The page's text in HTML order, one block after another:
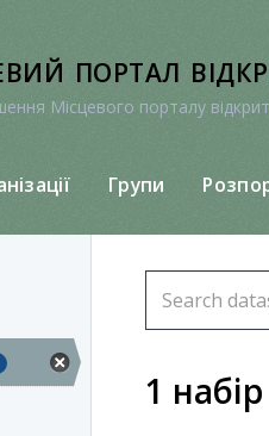
портал
Місцевого порталу
Групи
1